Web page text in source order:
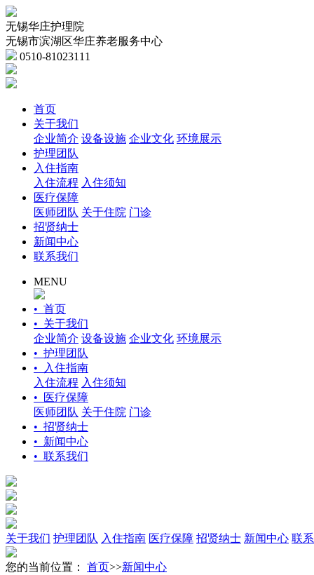
无锡华庄护理院
无锡市滨湖区华庄养老服务中心
0510-81023111
首页
关于我们
企业简介 设备设施 企业文化 环境展示
护理团队
入住指南
入住流程 入住须知
医疗保障
医师团队 关于住院 门诊
招贤纳士
新闻中心
联系我们
MENU
• 首页
• 关于我们
企业简介 设备设施 企业文化 环境展示
• 护理团队
• 入住指南
入住流程 入住须知
• 医疗保障
医师团队 关于住院 门诊
• 招贤纳士
• 新闻中心
• 联系我们
关于我们 护理团队 入住指南 医疗保障 招贤纳士 新闻中心 联
您的当前位置： 首页>>新闻中心